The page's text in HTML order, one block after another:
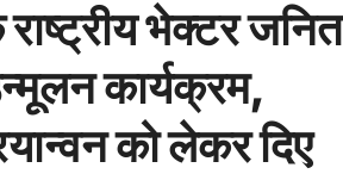
भेक्टर जनित
कार्यक्रम,
को लेकर दिए